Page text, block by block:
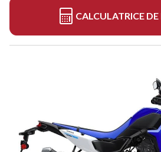
CALCULATRICE